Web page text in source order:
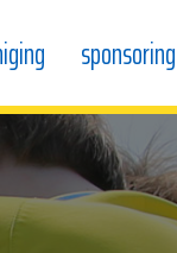
sponsoring